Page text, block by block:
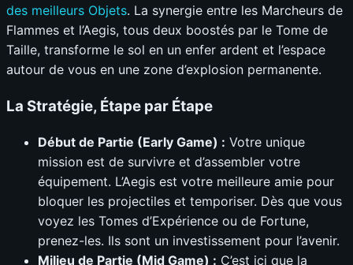
des meilleurs Objets. La synergie entre les Marcheurs de
Flammes et l’Aegis, tous deux boostés par le Tome de
Taille, transforme le sol en un enfer ardent et l’espace
autour de vous en une zone d’explosion permanente.
La Stratégie, Étape par Étape
Début de Partie (Early Game) : Votre unique
mission est de survivre et d’assembler votre
équipement. L’Aegis est votre meilleure amie pour
bloquer les projectiles et temporiser. Dès que vous
voyez les Tomes d’Expérience ou de Fortune,
prenez-les. Ils sont un investissement pour l’avenir.
Milieu de Partie (Mid Game) : C’est ici que la